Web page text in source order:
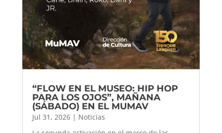
“FLOW EN EL MUSEO: HIP HOP
PARA LOS OJOS”, MAÑANA
(SÁBADO) EN EL MUMAV
Jul 31, 2026| Noticias